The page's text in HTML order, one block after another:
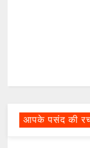
आपके पसंद की